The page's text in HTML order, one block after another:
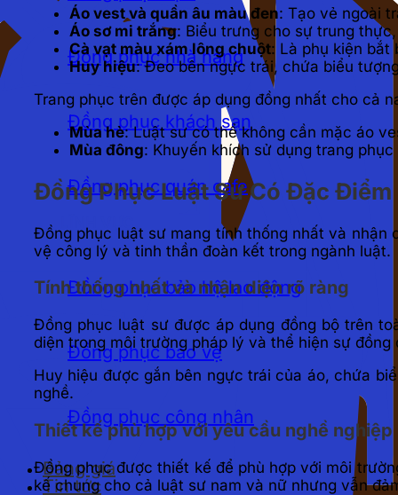
Đồng phục nhà hàng
Đồng phục khách sạn
Đồng phục quán cafe
LĨNH VỰC
Đồng phục bảo hộ lao động
Đồng phục bảo vệ
Đồng phục công nhân
Bảng giá
Tin tức
Áo vest và quần âu màu đen: Tạo vẻ ngoài
Áo sơ mi trắng: Biểu trưng cho sự trung
Cà vạt màu xám lông chuột: Là phụ kiện bắt
Huy hiệu: Đeo bên ngực trái, chứa biểu
Trang phục trên được áp dụng đồng nhất cho cả
Mùa hè: Luật sư có thể không cần mặc áo
Mùa đông: Khuyến khích sử dụng trang
Đồng Phục Luật Sư Có Đặc Điểm
Đồng phục luật sư mang tính thống nhất và nhận
vệ công lý và tinh thần đoàn kết trong ngành luật.
Tính thống nhất và nhận diện rõ ràng
Đồng phục luật sư được áp dụng đồng bộ trên
diện trong môi trường pháp lý và thể hiện sự đồng
Huy hiệu được gắn bên ngực trái của áo, chứa
nghề.
Thiết kế phù hợp với yêu cầu nghề nghiệp
Đồng phục được thiết kế để phù hợp với môi
kế chung cho cả luật sư nam và nữ nhưng vẫn